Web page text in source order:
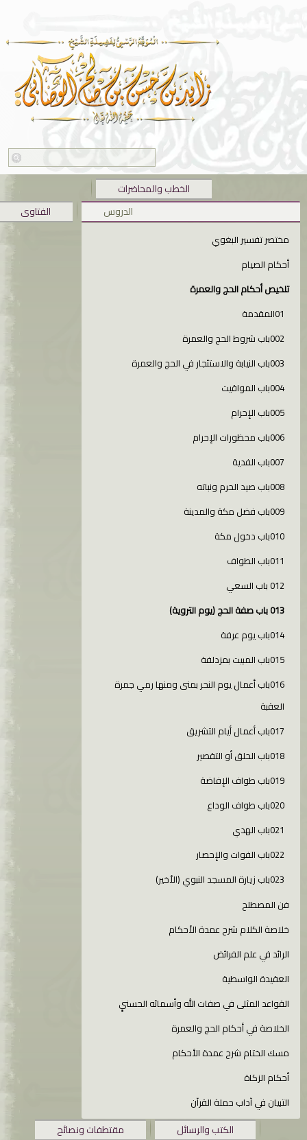
الخطب والمحاضرات
الدروس
مختصر تفسير البغوي
أحكام الصيام
تلخيص أحكام الحج والعمرة
01المقدمة
002باب شروط الحج والعمرة
003باب النيابة والاستئجار في الحج والعمرة
004باب المواقيت
005باب الإحرام
006باب محظورات الإحرام
007باب الفدية
008باب صيد الحرم ونباته
009باب فضل مكة والمدينة
010باب دخول مكة
011باب الطواف
012 باب السعي
013 باب صفة الحج (يوم التروية)
014باب يوم عرفة
015باب المبيت بمزدلفة
016باب أعمال يوم النحر بمنى ومنها رمي جمرة
العقبة
017باب أعمال أيام التشريق
018باب الحلق أو التقصير
019باب طواف الإفاضة
020باب طواف الوداع
021باب الهدي
022باب الفوات والإحصار
023باب زيارة المسجد النبوي (الأخير)
فن المصطلح
خلاصة الكلام شرح عمدة الأحكام
الرائد في علم الفرائض
العقيدة الواسطية
القواعد المثلى في صفات الله وأسمائه الحسنىِِِ
الخلاصة في أحكام الحج والعمرة
مسك الختام شرح عمدة الأحكام
أحكام الزكاة
التبيان في آداب حملة القرآن
الفتاوى
الكتب والرسائل مقتطفات ونصائح